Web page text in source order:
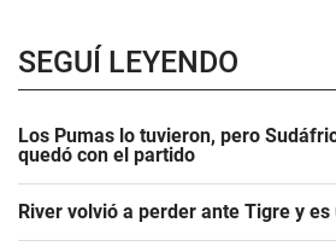
SEGUÍ LEYENDO
Los Pumas lo tuvieron, pero
quedó con el partido
River volvió a perder ante Tigre y